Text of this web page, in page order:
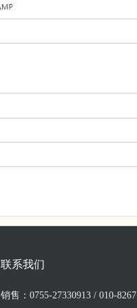
联系我们
销售：0755-27330913 / 010-